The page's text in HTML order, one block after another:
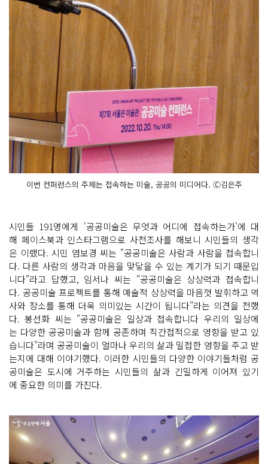
이번 컨퍼런스의 주제는 접속하는 미술, 공공의 미디어다. Ⓒ김은주
시민들 191명에게 '공공미술은 무엇과 어디에 접속하는가'에 대
해 페이스북과 인스타그램으로 사전조사를 해보니 시민들의 생각
은 이랬다. 시민 염보경 씨는 "공공미술은 사람과 사람을 접속합니
다. 다른 사람의 생각과 마음을 맞닿을 수 있는 계기가 되기 때문입
니다"라고 답했고, 임서나 씨는 "공공미술은 상상력과 접속합니
다. 공공미술 프로젝트를 통해 예술적 상상력을 마음껏 발휘하고 역
사와 장소를 통해 더욱 의미있는 시간이 됩니다"라는 의견을 전했
다. 봉선화 씨는 "공공미술은 일상과 접속합니다 우리의 일상에
는 다양한 공공미술과 함께 공존하며 직간접적으로 영향을 받고 있
습니다"라며 공공미술이 얼마나 우리의 삶과 밀접한 영향을 주고 받
는지에 대해 이야기했다. 이러한 시민들의 다양한 이야기들처럼 공
공미술은 도시에 거주하는 시민들의 삶과 긴밀하게 이어져 있기
에 중요한 의미를 가진다.